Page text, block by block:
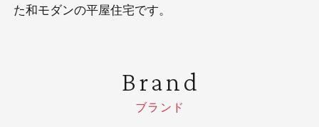
た和モダンの平屋住宅です。
ブランド
Brand